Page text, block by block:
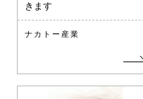
きます
ナカトー産業